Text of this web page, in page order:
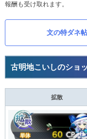
報酬も受け取れます。
文の特ダネ
古明地こいしのショ
拡散